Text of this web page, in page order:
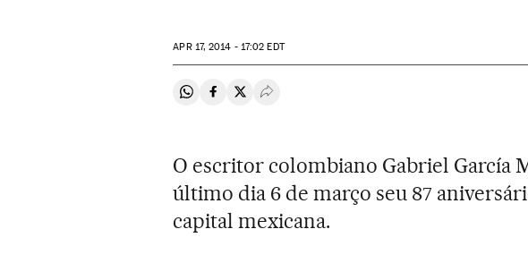
APR17, 2014 - 17:02 EDT
Compartir en Whatsapp
Compartir en Facebook
Compartir en Twitter
Desplegar Redes Sociales
O escritor colombiano Gabriel García
último dia 6 de março seu 87
capital mexicana.